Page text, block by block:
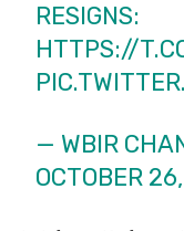
RESIGNS:
HTTPS://
— WBIR
OCTOBER